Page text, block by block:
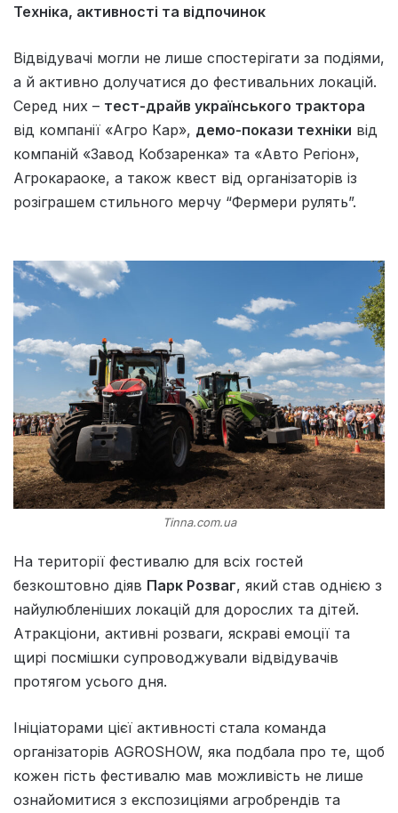
Техніка, активності та відпочинок
Відвідувачі могли не лише спостерігати за подіями,
а й активно долучатися до фестивальних локацій.
Серед них – тест-драйв українського трактора
від компанії «Агро Кар», демо-покази техніки від
компаній «Завод Кобзаренка» та «Авто Регіон»,
Агрокараоке, а також квест від організаторів із
розіграшем стильного мерчу “Фермери рулять”.
Tinna.com.ua
На території фестивалю для всіх гостей
безкоштовно діяв Парк Розваг, який став однією з
найулюбленіших локацій для дорослих та дітей.
Атракціони, активні розваги, яскраві емоції та
щирі посмішки супроводжували відвідувачів
протягом усього дня.
Ініціаторами цієї активності стала команда
організаторів AGROSHOW, яка подбала про те, щоб
кожен гість фестивалю мав можливість не лише
ознайомитися з експозиціями агробрендів та